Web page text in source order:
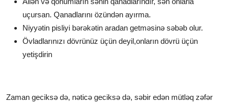
uçursan. Qanadlarını özündən ayırma.
Niyyətin pisliyi bərəkətin aradan getməsinə səbəb olur.
Övladlarınızı dövrünüz üçün deyil,onların dövrü üçün
yetişdirin
Zaman geciksə də, nəticə geciksə də, səbir edən mütləq zəfər